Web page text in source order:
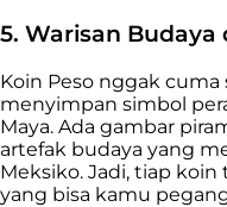
5. Warisan Budaya
Koin Peso nggak
menyimpan simbol
Maya. Ada gambar
artefak budaya yang
Meksiko. Jadi, tiap
yang bisa kamu